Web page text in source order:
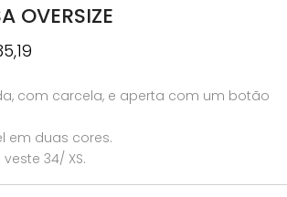
OVERSIZE
O
atual
€35,19.
com carcela, e aperta com um botão
em duas cores.
34/ XS.